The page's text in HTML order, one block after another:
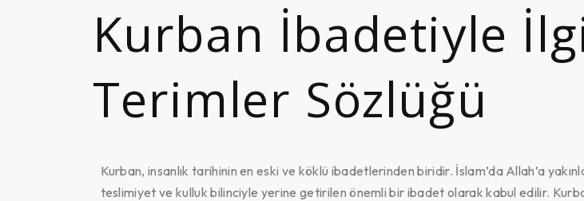
Kurban İbadetiyle
Terimler Sözlüğü
Kurban, insanlık tarihinin en eski ve köklü ibadetlerinden biridir. İslam’da Allah’a
teslimiyet ve kulluk bilinciyle yerine getirilen önemli bir ibadet olarak kabul edilir.